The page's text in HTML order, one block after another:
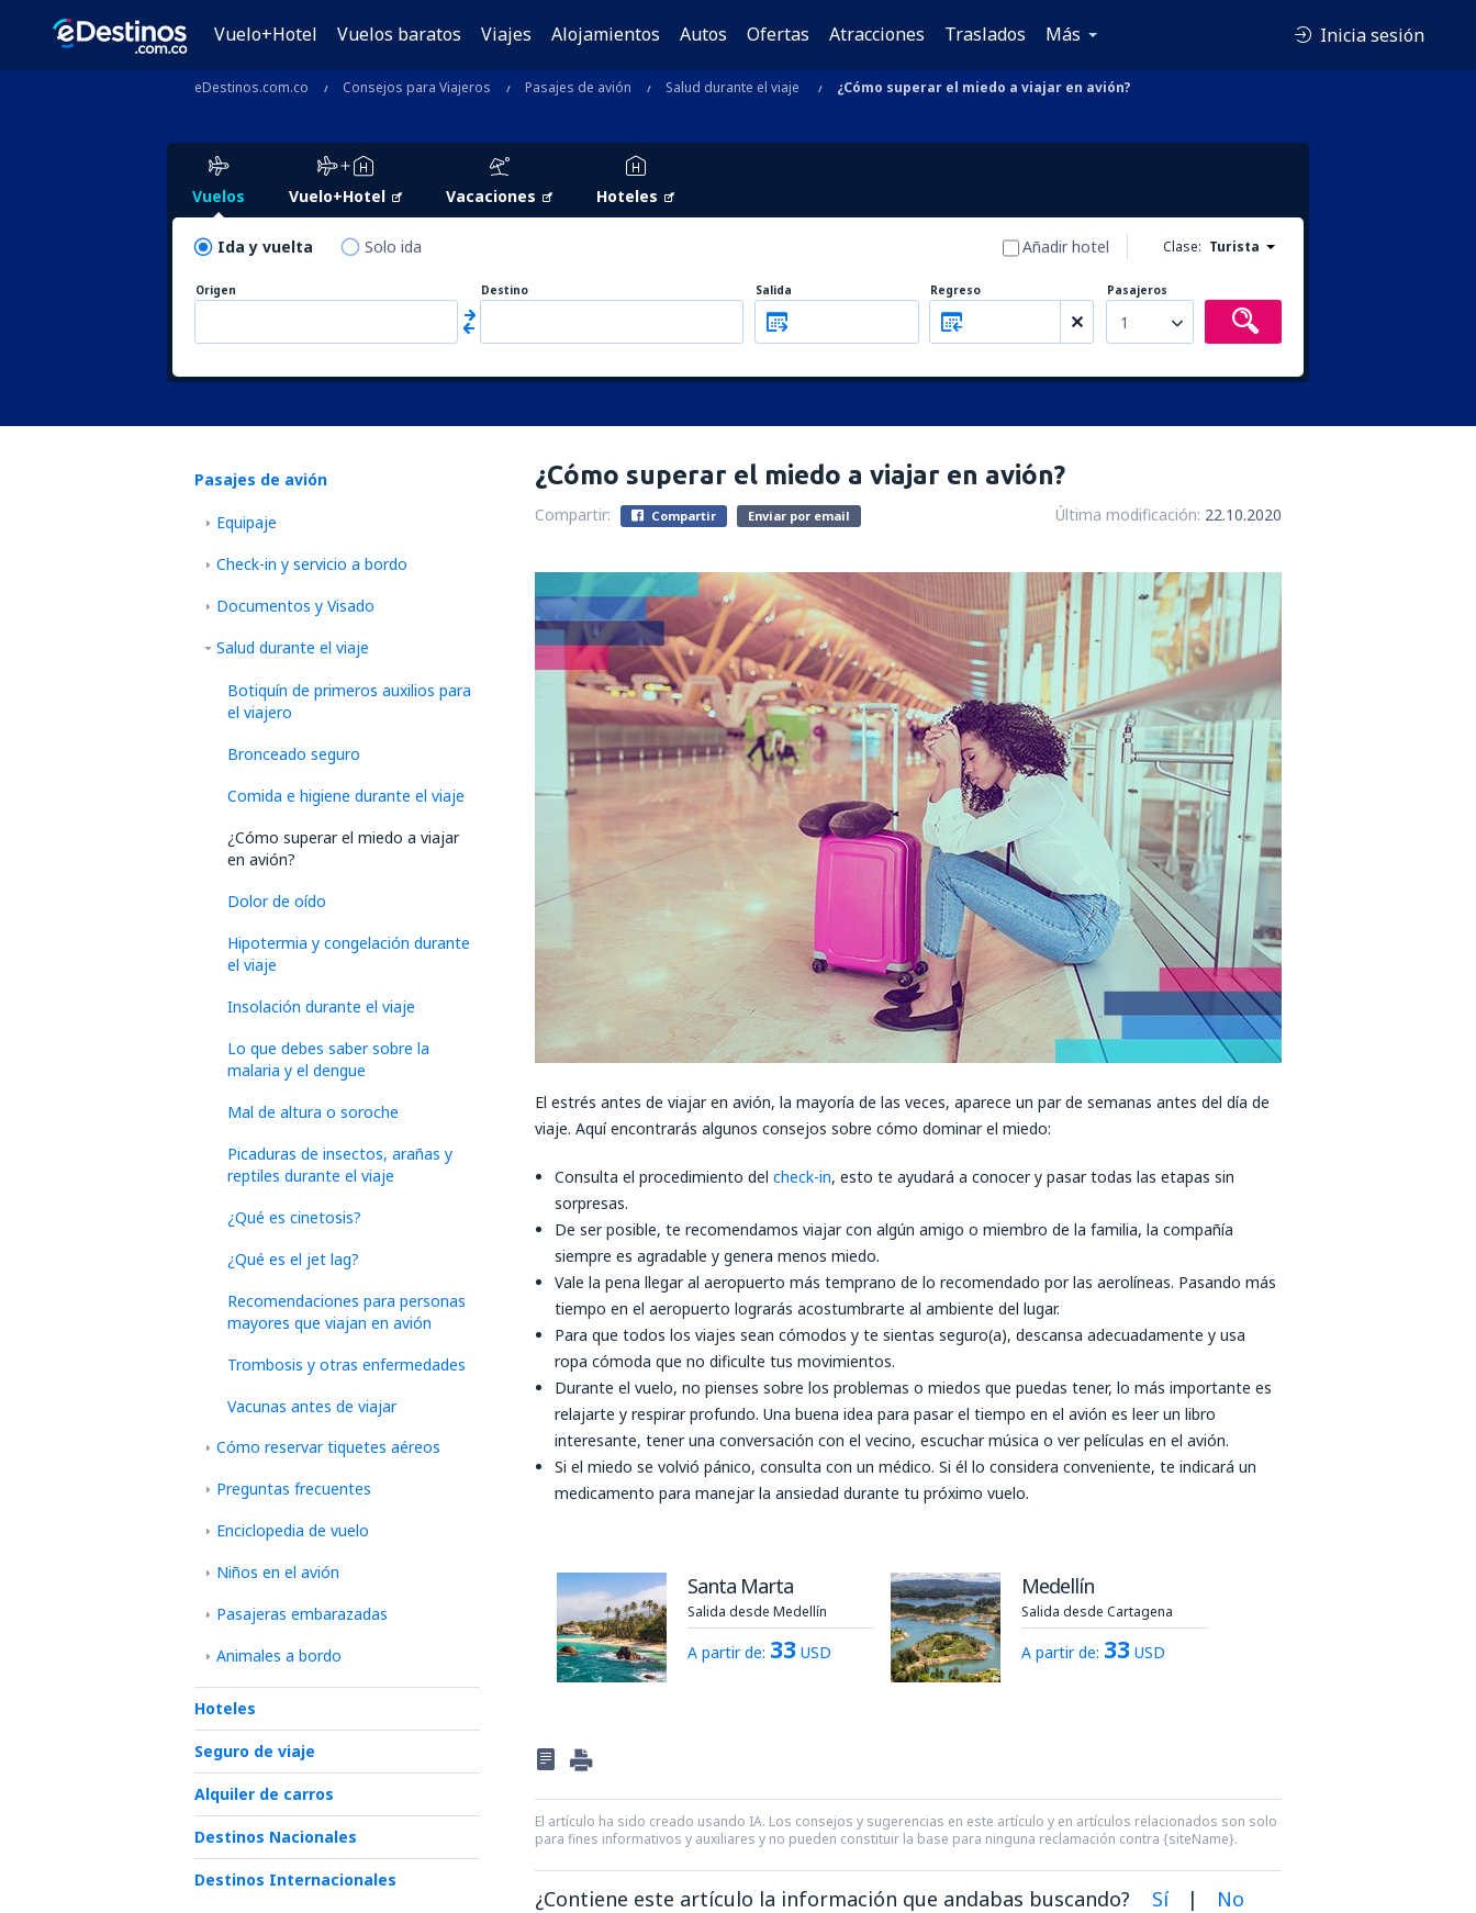
Vuelo+Hotel Vuelos baratos Viajes Alojamientos Autos Ofertas Atracciones Traslados Más Inicia sesión
eDestinos.com.co Consejos para Viajeros Pasajes de avión Salud durante el viaje ¿Cómo superar el miedo a viajar en avión?
Vuelos Vuelo+Hotel Vacaciones Hoteles
Ida y vuelta Solo ida Clase: Turista
Añadir hotel
Origen Destino Salida Regreso Pasajeros
1
Pasajes de avión
Equipaje
Check-in y servicio a bordo
Documentos y Visado
Salud durante el viaje
Botiquín de primeros auxilios para
el viajero
Bronceado seguro
Comida e higiene durante el viaje
¿Cómo superar el miedo a viajar
en avión?
Dolor de oído
Hipotermia y congelación durante
el viaje
Insolación durante el viaje
Lo que debes saber sobre la
malaria y el dengue
Mal de altura o soroche
Picaduras de insectos, arañas y
reptiles durante el viaje
¿Qué es cinetosis?
¿Qué es el jet lag?
Recomendaciones para personas
mayores que viajan en avión
Trombosis y otras enfermedades
Vacunas antes de viajar
Cómo reservar tiquetes aéreos
Preguntas frecuentes
Enciclopedia de vuelo
Niños en el avión
Pasajeras embarazadas
Animales a bordo
Hoteles
Seguro de viaje
Alquiler de carros
Destinos Nacionales
Destinos Internacionales
¿Cómo superar el miedo a viajar en avión?
Compartir: Compartir Enviar por email Última modificación: 22.10.2020
El estrés antes de viajar en avión, la mayoría de las veces, aparece un par de semanas antes del día de
viaje. Aquí encontrarás algunos consejos sobre cómo dominar el miedo:
Consulta el procedimiento del check-in, esto te ayudará a conocer y pasar todas las etapas sin
sorpresas.
De ser posible, te recomendamos viajar con algún amigo o miembro de la familia, la compañía
siempre es agradable y genera menos miedo.
Vale la pena llegar al aeropuerto más temprano de lo recomendado por las aerolíneas. Pasando más
tiempo en el aeropuerto lograrás acostumbrarte al ambiente del lugar.
Para que todos los viajes sean cómodos y te sientas seguro(a), descansa adecuadamente y usa
ropa cómoda que no dificulte tus movimientos.
Durante el vuelo, no pienses sobre los problemas o miedos que puedas tener, lo más importante es
relajarte y respirar profundo. Una buena idea para pasar el tiempo en el avión es leer un libro
interesante, tener una conversación con el vecino, escuchar música o ver películas en el avión.
Si el miedo se volvió pánico, consulta con un médico. Si él lo considera conveniente, te indicará un
medicamento para manejar la ansiedad durante tu próximo vuelo.
Santa Marta
Salida desde Medellín
A partir de: 33 USD
Medellín
Salida desde Cartagena
A partir de: 33 USD
El artículo ha sido creado usando IA. Los consejos y sugerencias en este artículo y en artículos relacionados son solo
para fines informativos y auxiliares y no pueden constituir la base para ninguna reclamación contra {siteName}.
¿Contiene este artículo la información que andabas buscando? Sí | No